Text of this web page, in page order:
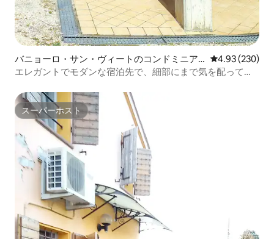
バニョーロ・サン・ヴィートのコンドミニア
ム
レビュー230
4.93 (230)
エレガントでモダンな宿泊先で、細部にまで気を配ってい
スーパーホスト
スーパーホスト